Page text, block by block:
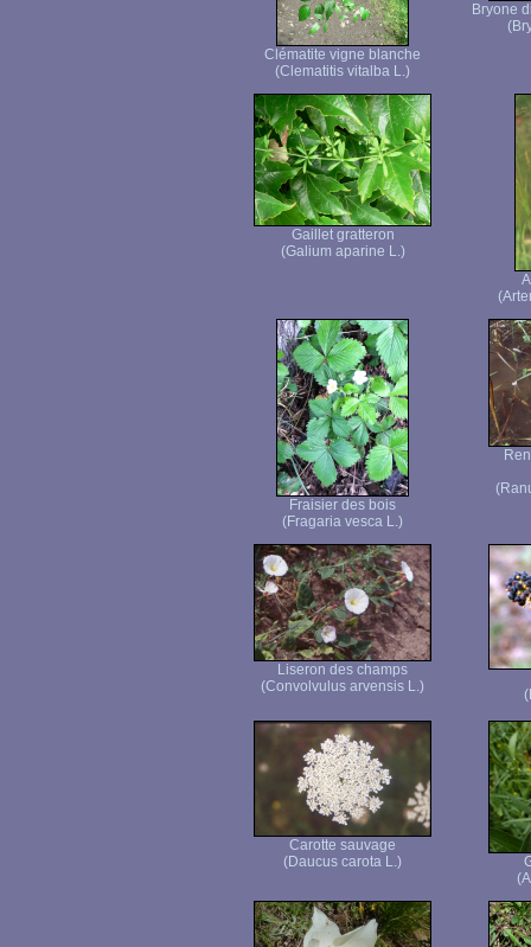
Clématite vigne blanche
(Clematitis vitalba L.)
Bryone
Gaillet gratteron
(Galium aparine L.)
Fraisier des bois
(Fragaria vesca L.)
Liseron des champs
(Convolvulus arvensis L.)
Carotte sauvage
(Daucus carota L.)